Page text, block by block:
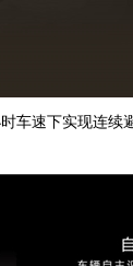
车速下实现连续